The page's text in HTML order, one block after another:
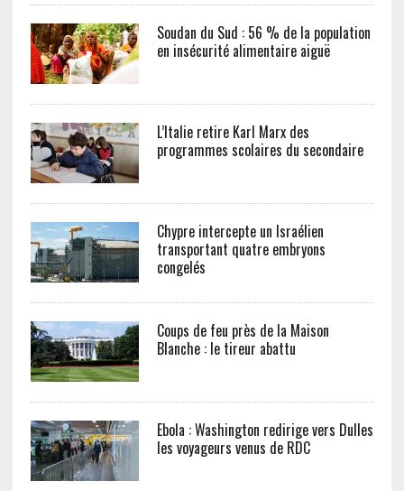
Soudan du Sud : 56 % de la population
en insécurité alimentaire aiguë
L’Italie retire Karl Marx des
programmes scolaires du secondaire
Chypre intercepte un Israélien
transportant quatre embryons
congelés
Coups de feu près de la Maison
Blanche : le tireur abattu
Ebola : Washington redirige vers Dulles
les voyageurs venus de RDC